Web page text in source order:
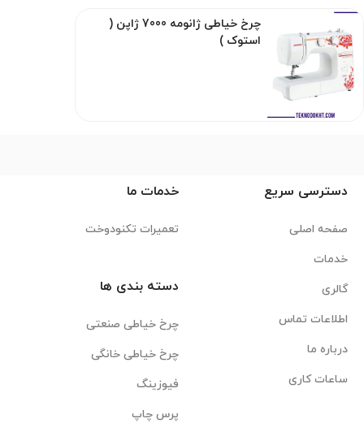
چرخ خیاطی ژانومه 7000 ژاپن (
استوک )
دسترسی سریع
صفحه اصلی
خدمات
گالری
اطلاعات تماس
درباره ما
ساعات کاری
خدمات ما
تعمیرات تکنودوخت
دسته بندی ها
چرخ خیاطی صنعتی
چرخ خیاطی خانگی
فیوزینگ
پرس چاپ